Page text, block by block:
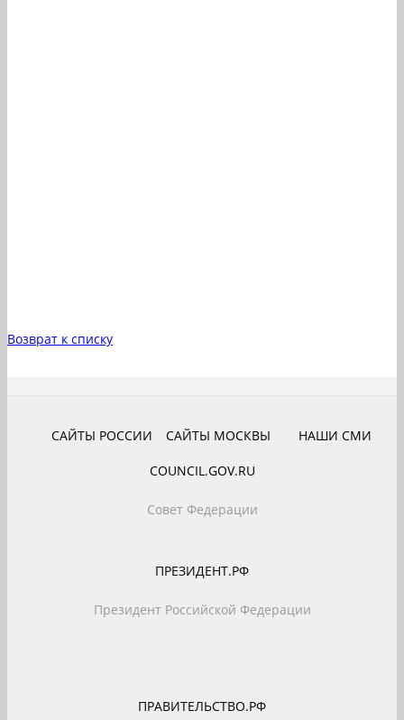
Возврат к списку
САЙТЫ РОССИИ САЙТЫ МОСКВЫ НАШИ СМИ
COUNCIL.GOV.RU
Совет Федерации
ПРЕЗИДЕНТ.РФ
Президент Российской Федерации
ПРАВИТЕЛЬСТВО.РФ